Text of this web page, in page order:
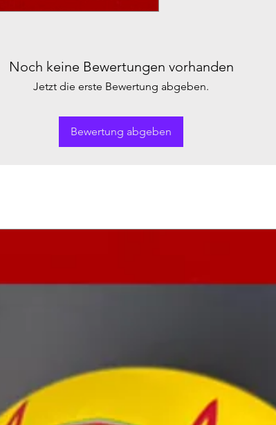
Noch keine Bewertungen vorhanden
Jetzt die erste Bewertung abgeben.
Bewertung abgeben